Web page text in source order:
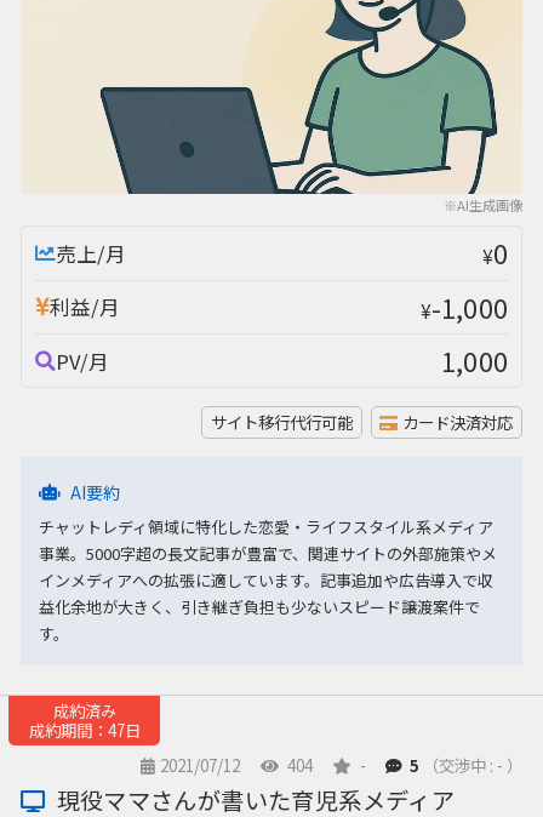
※AI生成画像
売上/月 ¥0
利益/月 ¥-1,000
PV/月 1,000
サイト移行代行可能 カード決済対応
AI要約
チャットレディ領域に特化した恋愛・ライフスタイル系メディア
事業。5000字超の長文記事が豊富で、関連サイトの外部施策やメ
インメディアへの拡張に適しています。記事追加や広告導入で収
益化余地が大きく、引き継ぎ負担も少ないスピード譲渡案件で
す。
成約済み
成約期間：47日
2021/07/12
404 - 5 （交渉中 : - ）
現役ママさんが書いた育児系メディア